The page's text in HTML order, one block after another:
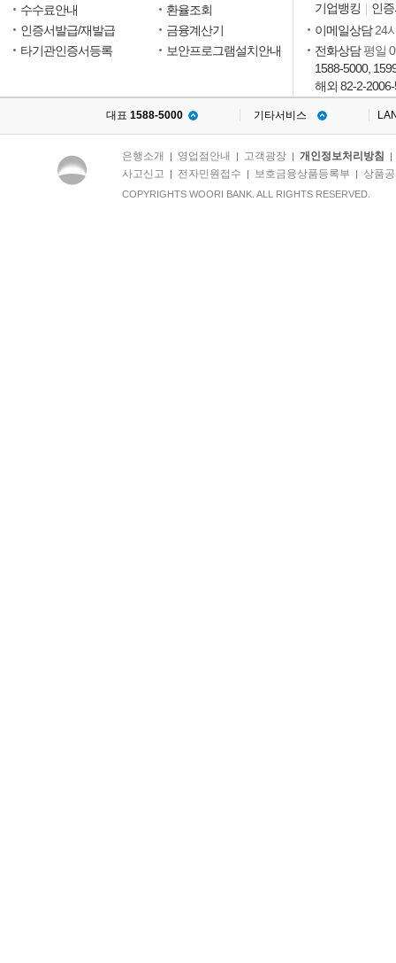
수수료안내
환율조회
인증서발급/재발급
금융계산기
타기관인증서등록
보안프로그램설치안내
기업뱅킹
인
이메일상담 24
전화상담평일
1588-5000,
해외 82-2-
대표 1588-5000 기타서비스
은행소개 | 영업점안내 | 고객광장| 개인정보처리방침
사고신고 | 전자민원접수 | 보호금융상품등록부 | 상품
COPYRIGHTS WOORI BANK. ALL RIGHTS RESERVED.